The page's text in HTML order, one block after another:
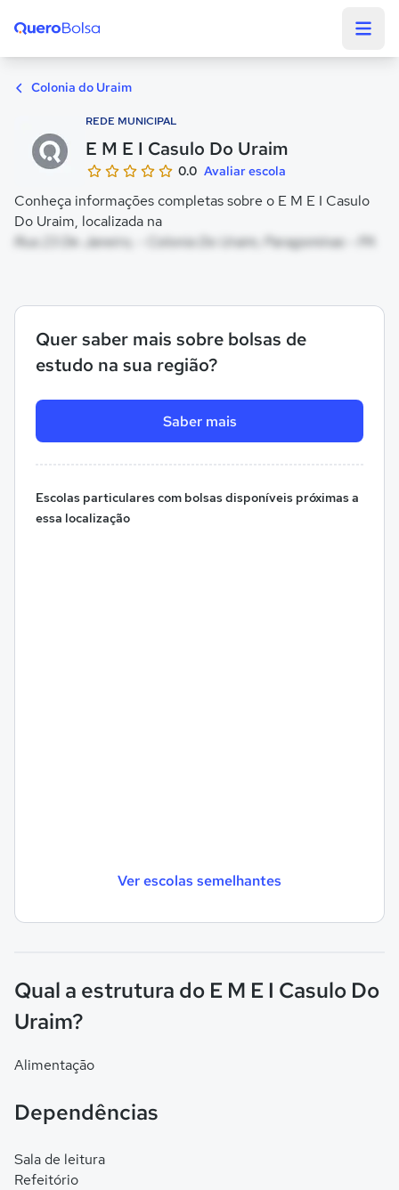
Colonia do Uraim
REDE MUNICIPAL
E M E I Casulo Do Uraim
0.0 Avaliar escola
Conheça informações completas sobre o E M E I Casulo
Do Uraim, localizada na
Rua 23 De Janeiro, - Colonia Do Uraim, Paragominas - PA
Quer saber mais sobre bolsas de
estudo na sua região?
Saber mais
Escolas particulares com bolsas disponíveis próximas a
essa localização
Ver escolas semelhantes
Qual a estrutura do E M E I Casulo Do
Uraim?
Alimentação
Dependências
Sala de leitura
Refeitório